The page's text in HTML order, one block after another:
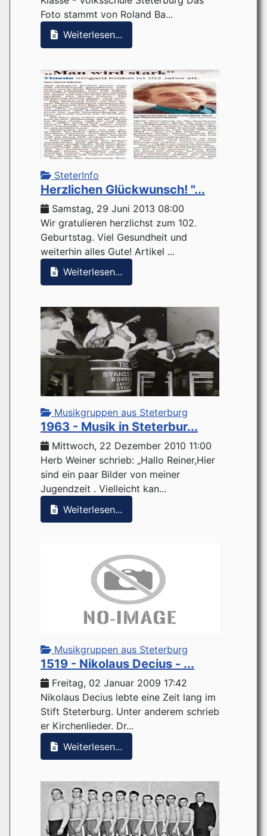
Foto stammt von Roland Ba...
Weiterlesen...
SteterInfo
Herzlichen Glückwunsch! "...
Samstag, 29 Juni 2013 08:00
Wir gratulieren herzlichst zum 102.
Geburtstag. Viel Gesundheit und
weiterhin alles Gute! Artikel ...
Weiterlesen...
Musikgruppen aus Steterburg
1963 - Musik in Steterbur...
Mittwoch, 22 Dezember 2010 11:00
Herb Weiner schrieb: „Hallo Reiner,Hier
sind ein paar Bilder von meiner
Jugendzeit . Vielleicht kan...
Weiterlesen...
Musikgruppen aus Steterburg
1519 - Nikolaus Decius - ...
Freitag, 02 Januar 2009 17:42
Nikolaus Decius lebte eine Zeit lang im
Stift Steterburg. Unter anderem schrieb
er Kirchenlieder. Dr...
Weiterlesen...